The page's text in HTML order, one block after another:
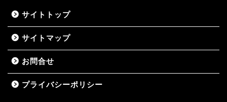
サイトトップ
サイトマップ
お問合せ
プライバシーポリシー